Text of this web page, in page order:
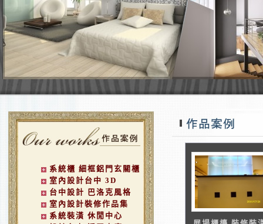
系統櫃 細框鋁門玄關櫃
室內設計台中 3D
台中設計 巴洛克風格
室內設計裝修作品集
系統裝潢 休閒中心